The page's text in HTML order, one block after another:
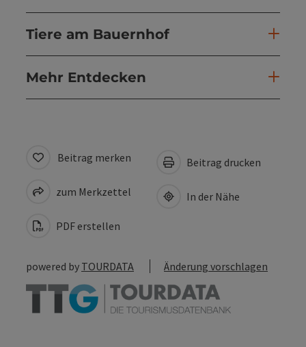
Tiere am Bauernhof
Mehr Entdecken
Beitrag merken
zum Merkzettel
PDF erstellen
Beitrag drucken
In der Nähe
powered by TOURDATA Änderung vorschlagen